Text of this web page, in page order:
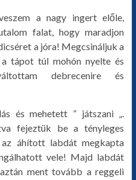
a nagy ingert előle,
falat, hogy maradjon
a jóra! Megcsináljuk a
tápot túl mohón nyelte és
debrecenire és
és mehetett ” játszani „.
fejeztük be a tényleges
áhított labdát megkapta
vele! Majd labdát
ment tovább a reggeli